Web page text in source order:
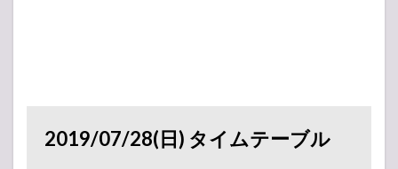
2019/07/28(日) タイムテーブル